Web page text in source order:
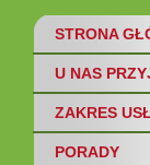
STRONA
U NAS
ZAKRES
PORADY